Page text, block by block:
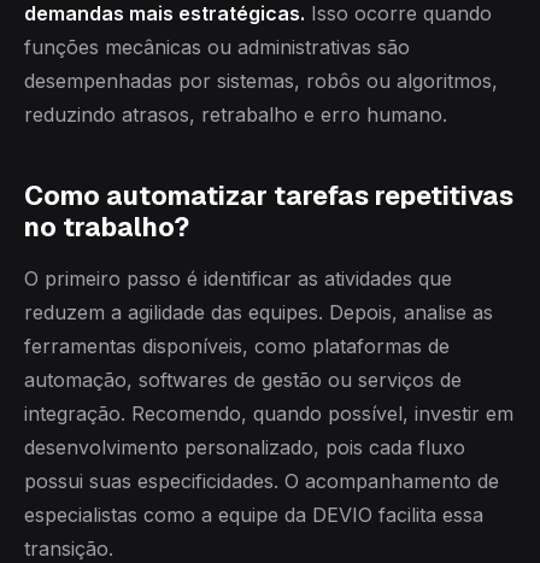
demandas mais estratégicas. Isso ocorre quando
funções mecânicas ou administrativas são
desempenhadas por sistemas, robôs ou algoritmos,
reduzindo atrasos, retrabalho e erro humano.
Como automatizar tarefas repetitivas
no trabalho?
O primeiro passo é identificar as atividades que
reduzem a agilidade das equipes. Depois, analise as
ferramentas disponíveis, como plataformas de
automação, softwares de gestão ou serviços de
integração. Recomendo, quando possível, investir em
desenvolvimento personalizado, pois cada fluxo
possui suas especificidades. O acompanhamento de
especialistas como a equipe da DEVIO facilita essa
transição.